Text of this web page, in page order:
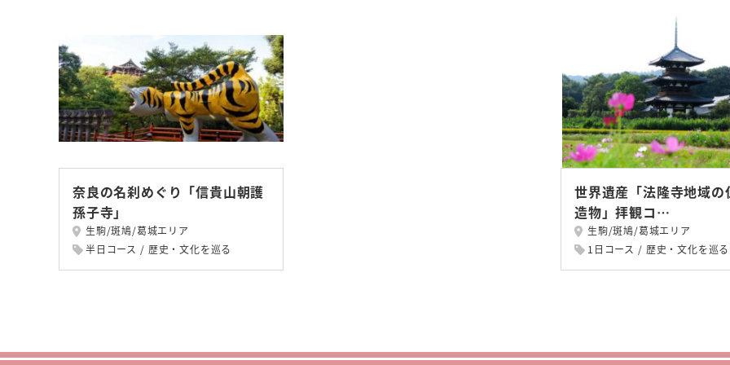
奈良の名刹めぐり「信貴山朝護
孫子寺」
生駒/斑鳩/葛城エリア
半日コース
歴史・文化を巡る
世界遺産「法隆寺地域の
造物」拝観コ…
生駒/斑鳩/葛城エリア
1日コース
歴史・文化を巡る